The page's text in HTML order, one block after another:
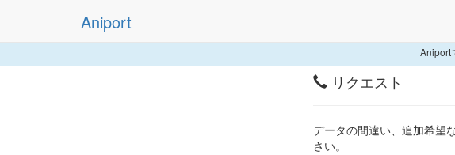
Aniport
Aniport
リクエスト
データの間違い、追加希望
さい。